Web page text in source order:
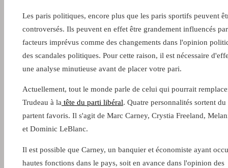
Les paris politiques, encore plus que les paris sportifs peuvent
controversés. Ils peuvent en effet être grandement influencés
facteurs imprévus comme des changements dans l'opinion
des scandales politiques. Pour cette raison, il est nécessaire
une analyse minutieuse avant de placer votre pari.
Actuellement, tout le monde parle de celui qui pourrait
Trudeau à la tête du parti libéral. Quatre personnalités sortent
partent favoris. Il s'agit de Marc Carney, Crystia Freeland,
et Dominic LeBlanc.
Il est possible que Carney, un banquier et économiste ayant
hautes fonctions dans le pays, soit en avance dans l'opinion des